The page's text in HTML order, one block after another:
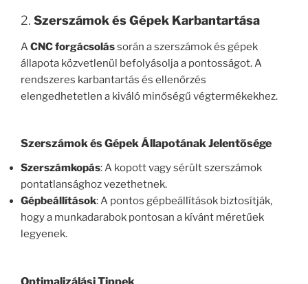
2. Szerszámok és Gépek Karbantartása
ACNC forgácsolássorán a szerszámok és gépek
állapota közvetlenül befolyásolja a pontosságot. A
rendszeres karbantartás és ellenőrzés
elengedhetetlen a kiváló minőségű végtermékekhez.
Szerszámok és Gépek Állapotának Jelentősége
Szerszámkopás: A kopott vagy sérült szerszámok
pontatlansághoz vezethetnek.
Gépbeállítások: A pontos gépbeállítások biztosítják,
hogy a munkadarabok pontosan a kívánt méretűek
legyenek.